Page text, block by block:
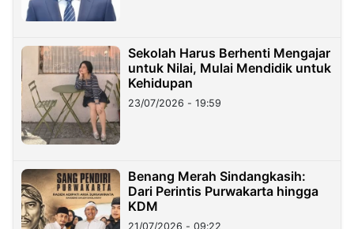
Sekolah Harus Berhenti Mengajar
untuk Nilai, Mulai Mendidik untuk
Kehidupan
23/07/2026 - 19:59
Benang Merah Sindangkasih:
Dari Perintis Purwakarta hingga
KDM
21/07/2026 - 09:22